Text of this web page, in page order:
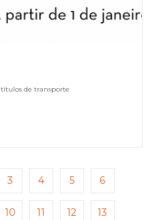
títulos de transporte
3 4 5 6
10 11 12 13